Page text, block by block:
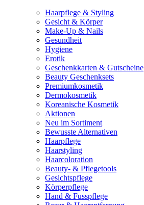
Haarpflege & Styling
Gesicht & Körper
Make-Up & Nails
Gesundheit
Hygiene
Erotik
Geschenkkarten & Gutscheine
Beauty Geschenksets
Premiumkosmetik
Dermokosmetik
Koreanische Kosmetik
Aktionen
Neu im Sortiment
Bewusste Alternativen
Haarpflege
Haarstyling
Haarcoloration
Beauty- & Pflegetools
Gesichtspflege
Körperpflege
Hand & Fusspflege